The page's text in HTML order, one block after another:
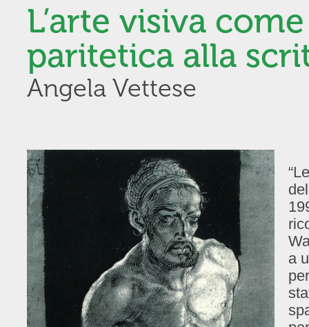
L’arte visiva
paritetica alla
Angela Vettese
a